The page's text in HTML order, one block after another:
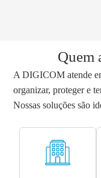
Quem
A DIGICOM atende
organizar, proteger e
Nossas soluções são